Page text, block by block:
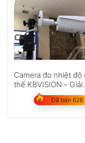
Camera đo nhiệt độ
thể KBVISION – Giải
pháp chống Covid-
Đã bán 628